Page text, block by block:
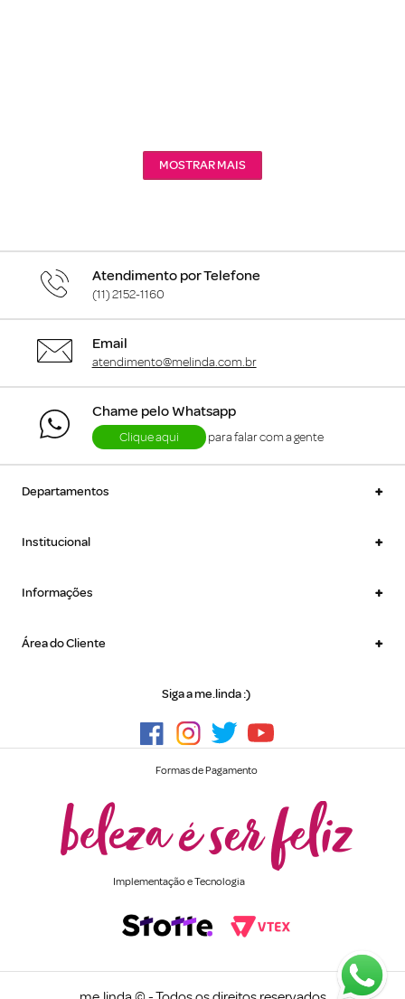
MOSTRAR MAIS
Atendimento por Telefone
(11) 2152-1160
Email
atendimento@melinda.com.br
Chame pelo Whatsapp
Clique aqui para falar com a gente
Departamentos +
Institucional +
Informações +
Área do Cliente +
Siga a me.linda :)
Formas de Pagamento
Implementação e Tecnologia